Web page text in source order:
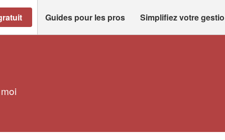
Guides pour les pros Simplifiez votre